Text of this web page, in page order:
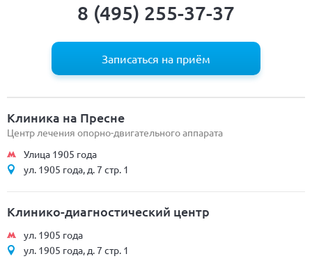
8 (495) 255-37-37
Записаться на приём
Клиника на Пресне
Центр лечения опорно-двигательного аппарата
Улица 1905 года
ул. 1905 года, д. 7 стр. 1
Клинико-диагностический центр
ул. 1905 года
ул. 1905 года, д. 7 стр. 1